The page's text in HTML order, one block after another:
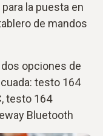
la puesta en
de mandos
opciones de
testo 164
testo 164
Bluetooth